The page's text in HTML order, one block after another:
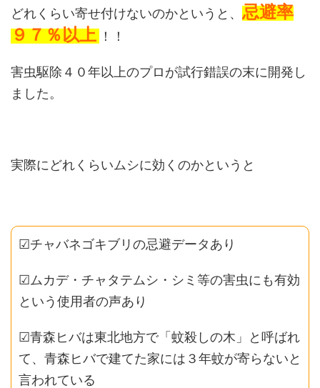
どれくらい寄せ付けないのかというと、 忌避率
９７％以上 ！！
害虫駆除４０年以上のプロが試行錯誤の末に開発し
ました。
実際にどれくらいムシに効くのかというと
☑チャバネゴキブリの忌避データあり
☑ムカデ・チャタテムシ・シミ等の害虫にも有効
という使用者の声あり
☑青森ヒバは東北地方で「蚊殺しの木」と呼ばれ
て、青森ヒバで建てた家には３年蚊が寄らないと
言われている